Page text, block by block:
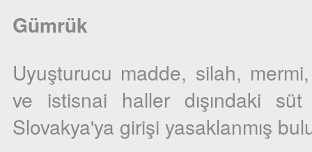
Gümrük
Uyuşturucu madde, silah,
ve istisnai haller dışındaki süt
Slovakya'ya girişi yasaklanmış